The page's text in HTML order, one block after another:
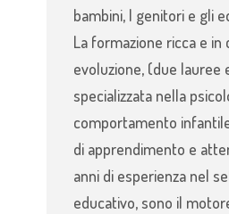
bambini, I genitori e gli
La formazione ricca e in
evoluzione, (due lauree
specializzata nella
comportamento
di apprendimento e
anni di esperienza nel
educativo, sono il